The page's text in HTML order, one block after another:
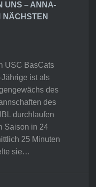
UNS – ANNA-
NÄCHSTEN
USC BasCats
ist als
des
des
durchlaufen
Saison in 24
25 Minuten
sie…